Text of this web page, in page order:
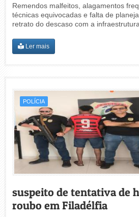
Remendos malfeitos, alagamentos
técnicas equivocadas e falta de
retrato do descaso com a
Ler mais
POLÍCIA
suspeito de tentativa de
roubo em Filadélfia